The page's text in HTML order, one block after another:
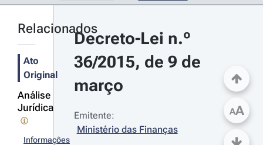
Relacionados
Ato
Original
Análise
Jurídica
Informações
Decreto-Lei n.º
36/2015, de 9 de
março
Emitente:
Ministério das Finanças
AA